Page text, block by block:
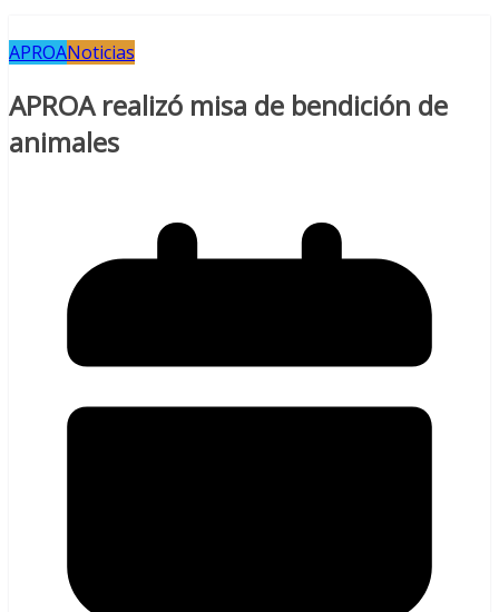
APROANoticias
APROA realizó misa de bendición de
animales